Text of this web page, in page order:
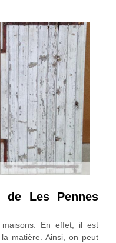
Les Pennes
En effet, il est
matière. Ainsi, on peut